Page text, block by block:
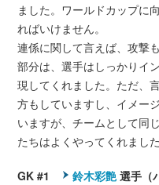
ました。ワールドカップに
ればいけません。
連係に関して言えば、攻撃
部分は、選手はしっかりイ
現してくれました。ただ、
方もしていますし、イメー
いますが、チームとして同
たちはよくやってくれました
GK #1 鈴木彩艶 選手（